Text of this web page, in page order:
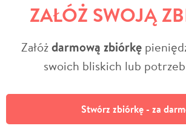
ZAŁÓŻ SWOJĄ
Załóżdarmową zbiórkę
swoich bliskich lub
Stwórz zbiórkę - za